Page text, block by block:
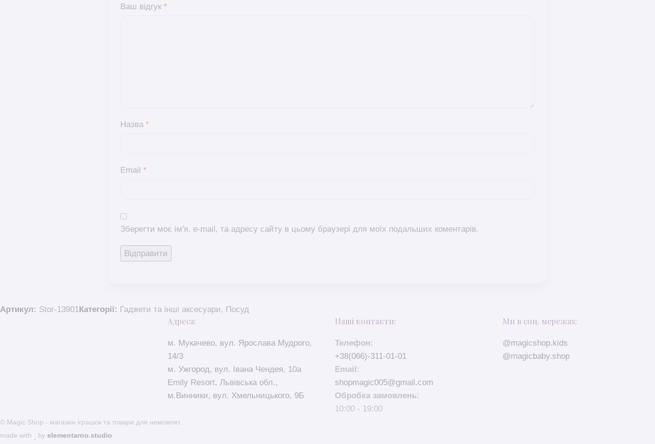
Ваш відгук *
Назва *
Email *
Зберегти моє ім'я, e-mail, та адресу сайту в цьому браузері для моїх подальших коментарів.
Артикул: Stor-13901Категорії: Гаджети та інші аксесуари, Посуд
Адреса:
м. Мукачево, вул. Ярослава Мудрого,
14/3
м. Ужгород, вул. Івана Чендея, 10а
Emily Resort, Львівська обл.,
м.Винники, вул. Хмельницького, 9Б
Наші контакти:
Телефон:
+38(066)-311-01-01
Email:
shopmagic005@gmail.com
Обробка замовлень:
10:00 - 19:00
Ми в соц. мережах:
@magicshop.kids
@magicbaby.shop
© Magic Shop - магазин іграшок та товари для немовлят.
made with
by elementarno.studio